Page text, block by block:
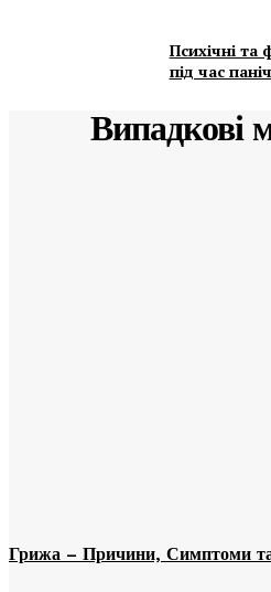
Психічні та
під час
Випадкові
Грижа – Причини, Симптоми